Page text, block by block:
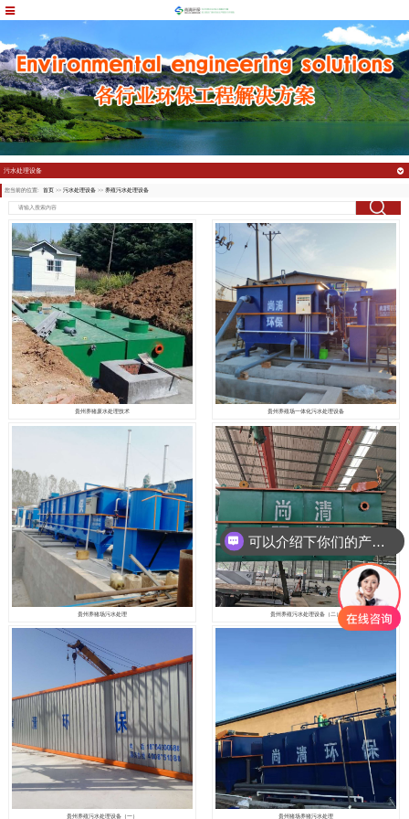
污水处理设备
您当前的位置: 首页>> 污水处理设备>> 养殖污水处理设备
贵州养猪废水处理技术 贵州养殖场一体化污水处理设备
贵州养猪场污水处理 贵州养殖污水处理设备（二）
贵州养殖污水处理设备（一） 贵州猪场养猪污水处理
可以介绍下你们的产品么